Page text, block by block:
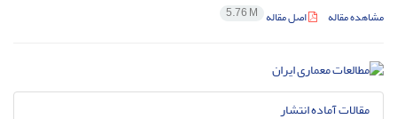
مشاهده مقاله اصل مقاله 5.76 M
مقالات آماده انتشار